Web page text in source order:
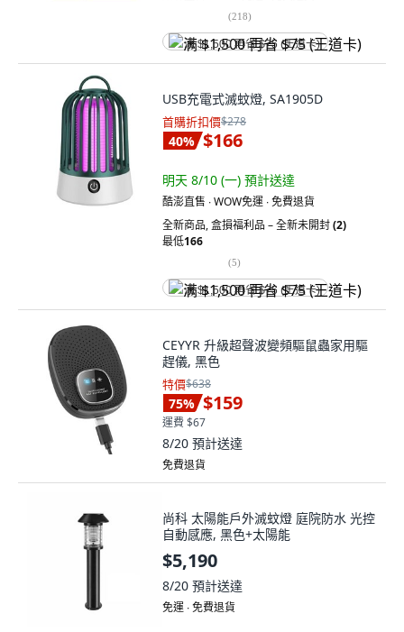
(218)
满 $1,500 再省 $75 (王道卡)
USB充電式滅蚊燈, SA1905D
首購折扣價$278
40% $166
明天 8/10 (一) 預計送達
酷澎直售 ∙ WOW免運 ∙ 免費退貨
全新商品,盒損福利品 – 全新未開封(2)
最低166
(5)
满 $1,500 再省 $75 (王道卡)
CEYYR 升級超聲波變頻驅鼠蟲家用驅
趕儀, 黑色
特價$638
75% $159
運費 $67
8/20 預計送達
免費退貨
尚科 太陽能戶外滅蚊燈 庭院防水 光控
自動感應, 黑色+太陽能
$5,190
8/20 預計送達
免運 ∙ 免費退貨